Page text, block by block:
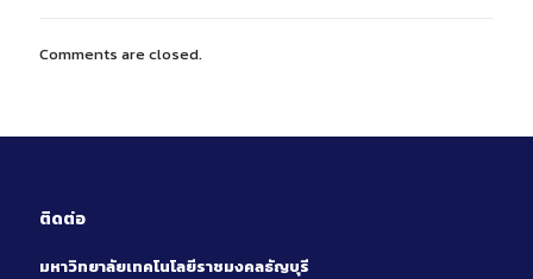
Comments are closed.
ติดต่อ
มหาวิทยาลัยเทคโนโลยีราชมงคลธัญบุรี